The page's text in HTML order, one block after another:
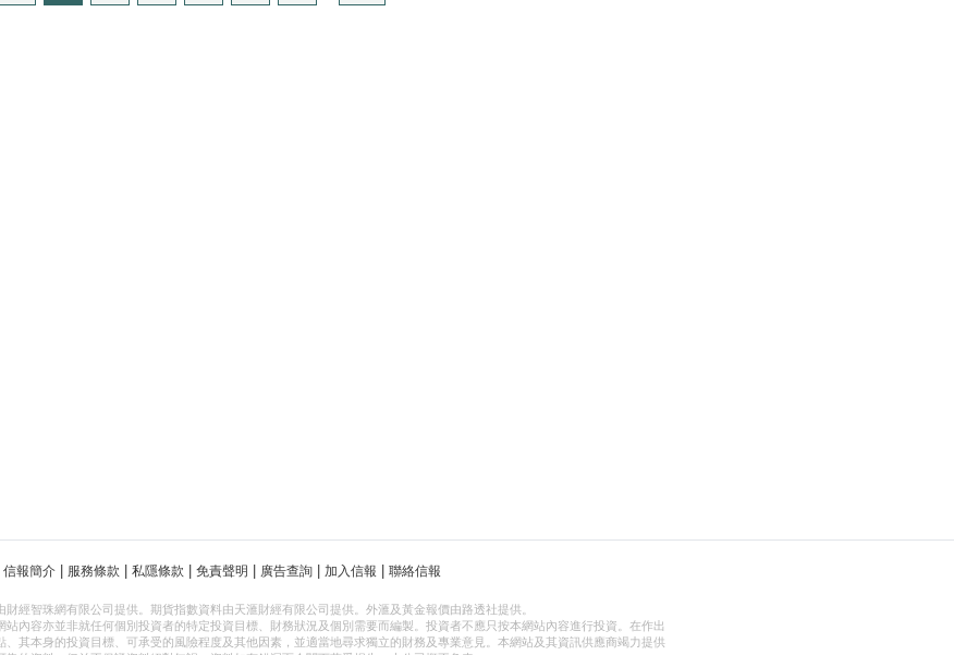
信報簡介 服務條款 私隱條款 免責聲明 廣告查詢 加入信報 聯絡信報
財經智珠網有限公司提供。期貨指數資料由天滙財經有限公司提供。外滙及黃金報價由路透社提供。
內容亦並非就任何個別投資者的特定投資目標、財務狀況及個別需要而編製。投資者不應只按本網站內容進行投資。在作出
其本身的投資目標、可承受的風險程度及其他因素，並適當地尋求獨立的財務及專業意見。本網站及其資訊供應商竭力提供